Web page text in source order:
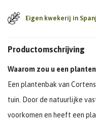
Eigen kwekerij in
Productomschrijving
Waarom zou u een
Een plantenbak van
tuin. Door de natuurlijke
voorkomen en heeft een